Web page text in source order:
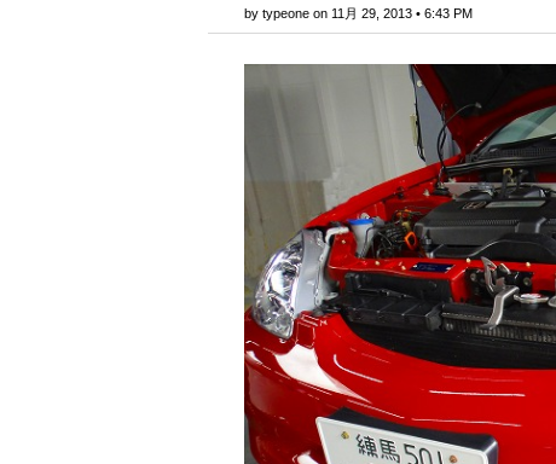
by typeone on 11月 29, 2013 • 6:43 PM